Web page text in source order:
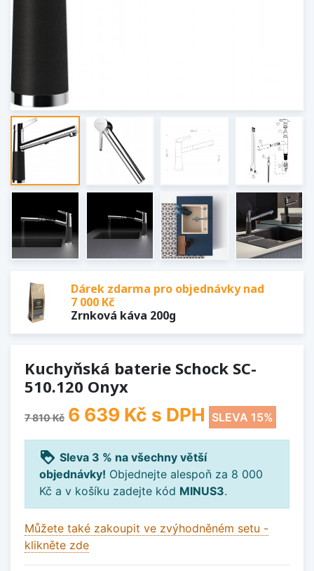
Dárek zdarma pro objednávky nad
7 000 Kč
Zrnková káva 200g
Kuchyňská baterie Schock SC-
510.120 Onyx
7 810 Kč 6 639 Kč s DPH SLEVA 15%
loyalty Sleva 3 % na všechny větší
objednávky! Objednejte alespoň za 8 000
Kč a v košíku zadejte kód MINUS3.
Můžete také zakoupit ve zvýhodněném setu -
klikněte zde